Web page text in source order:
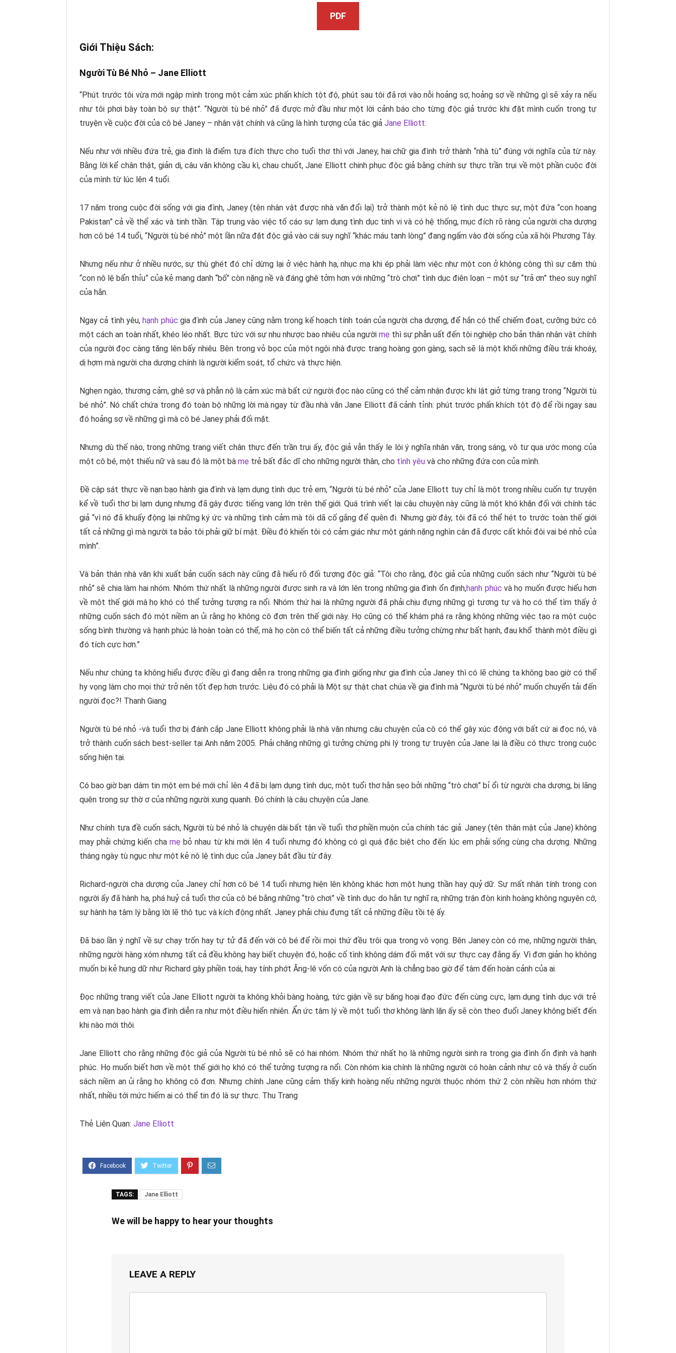
PDF
Giới Thiệu Sách:
Người Tù Bé Nhỏ – Jane Elliott
“Phút trước tôi vừa mới ngập mình trong một cảm xúc phấn khích tột độ, phút sau tôi đã rơi vào nỗi hoảng sợ, hoảng sợ về những gì sẽ xảy ra nếu
như tôi phơi bày toàn bộ sự thật”. “Người tù bé nhỏ” đã được mở đầu như một lời cảnh báo cho từng độc giả trước khi đặt mình cuốn trong tự
truyện về cuộc đời của cô bé Janey – nhân vật chính và cũng là hình tượng của tác giả Jane Elliott.
Nếu như với nhiều đứa trẻ, gia đình là điểm tựa đích thực cho tuổi thơ thì với Janey, hai chữ gia đình trở thành “nhà tù” đúng với nghĩa của từ này.
Bằng lời kể chân thật, giản dị, câu văn không cầu kì, chau chuốt,Jane Elliott chinh phục độc giả bằng chính sự thực trần trụi về một phần cuộc đời
của mình từ lúc lên 4 tuổi.
17 năm trong cuộc đời sống với gia đình, Janey (tên nhân vật được nhà văn đổi lại) trở thành một kẻ nô lệ tình dục thực sự, một đứa “con hoang
Pakistan” cả về thể xác và tinh thần. Tập trung vào việc tố cáo sự lạm dụng tình dục tinh vi và có hệ thống, mục đích rõ ràng của người cha dượng
hơn cô bé 14 tuổi, “Người tù bé nhỏ” một lần nữa đặt độc giả vào cái suy nghĩ “khác máu tanh lòng” đang ngấm vào đời sống của xã hội Phương Tây.
Nhưng nếu như ở nhiều nước, sự thù ghét đó chỉ dừng lại ở việc hành hạ, nhục mạ khi ép phải làm việc như một con ở không công thì sự căm thù
“con nô lệ bẩn thỉu” của kẻ mang danh “bố” còn nặng nề và đáng ghê tởm hơn với những “trò chơi” tình dục điên loạn – một sự “trả ơn” theo suy nghĩ
của hắn.
Ngay cả tình yêu,hạnh phúc gia đình của Janey cũng nằm trong kế hoạch tính toán của người cha dượng, để hắn có thể chiếm đoạt, cưỡng bức cô
một cách an toàn nhất, khéo léo nhất. Bực tức với sự nhu nhược bao nhiêu của người mẹ thì sự phẫn uất đến tội nghiệp cho bản thân nhân vật chính
của người đọc càng tăng lên bấy nhiêu. Bên trong vỏ bọc của một ngôi nhà được trang hoàng gọn gàng, sạch sẽ là một khối những điều trái khoáy,
dị hợm mà người cha dượng chính là người kiểm soát, tổ chức và thực hiện.
Nghẹn ngào, thương cảm, ghê sợ và phẫn nộ là cảm xúc mà bất cứ người đọc nào cũng có thể cảm nhận được khi lật giở từng trang trong “Người tù
bé nhỏ”. Nó chất chứa trong đó toàn bộ những lời mà ngay từ đầu nhà vănJane Elliott đã cảnh tỉnh: phút trước phấn khích tột độ để rồi ngay sau
đó hoảng sợ về những gì mà cô bé Janey phải đối mặt.
Nhưng dù thế nào, trong những trang viết chân thực đến trần trụi ấy, độc giả vẫn thấy le lói ý nghĩa nhân văn, trong sáng, vô tư qua ước mong của
một cô bé, một thiếu nữ và sau đó là một bà mẹ trẻ bất đắc dĩ cho những người thân, cho tình yêu và cho những đứa con của mình.
Đề cập sát thực về nạn bạo hành gia đình và lạm dụng tình dục trẻ em, “Người tù bé nhỏ” củaJane Elliott tuy chỉ là một trong nhiều cuốn tự truyện
kể về tuổi thơ bị lạm dụng nhưng đã gây được tiếng vang lớn trên thế giới. Quá trình viết lại câu chuyện này cũng là một khó khăn đối với chính tác
giả “vì nó đã khuấy động lại những ký ức và những tình cảm mà tôi dã cố gắng để quên đi. Nhưng giờ đây, tôi đã có thể hét to trước toàn thế giới
tất cả những gì mà người ta bảo tôi phải giữ bí mật. Điều đó khiến tôi có cảm giác như một gánh nặng nghìn cân đã được cất khỏi đôi vai bé nhỏ của
mình”.
Và bản thân nhà văn khi xuất bản cuốn sách này cũng đã hiểu rõ đối tượng độc giả: “Tôi cho rằng, độc giả của những cuốn sách như “Người tù bé
nhỏ” sẽ chia làm hai nhóm. Nhóm thứ nhất là những người được sinh ra và lớn lên trong những gia đình ổn định,hạnh phúc và họ muốn được hiểu hơn
về một thế giới mà họ khó có thể tưởng tượng ra nổi. Nhóm thứ hai là những người đã phải chịu đựng những gì tương tự và họ có thể tìm thấy ở
những cuốn sách đó một niềm an ủi rằng họ không cô đơn trên thế giới này. Họ cũng có thể khám phá ra rằng không những việc tạo ra một cuộc
sống bình thường và hạnh phúc là hoàn toàn có thể, mà họ còn có thể biến tất cả những điều tưởng chừng như bất hạnh, đau khổ thành một điều gì
đó tích cực hơn.”
Nếu như chúng ta không hiểu được điều gì đang diễn ra trong những gia đình giống như gia đình của Janey thì có lẽ chúng ta không bao giờ có thể
hy vọng làm cho mọi thứ trở nên tốt đẹp hơn trước. Liệu đó có phải là Một sự thật chat chúa về gia đình mà “Người tù bé nhỏ” muốn chuyển tải đến
người đọc?! Thanh Giang
Người tù bé nhỏ -và tuổi thơ bị đánh cắp Jane Elliott không phải là nhà văn nhưng câu chuyện của cô có thể gây xúc động với bất cứ ai đọc nó, và
trở thành cuốn sách best-seller tại Anh năm 2005. Phải chăng những gì tưởng chừng phi lý trong tự truyện của Jane lại là điều có thực trong cuộc
sống hiện tại.
Có bao giờ bạn dám tin một em bé mới chỉ lên 4 đã bị lạm dụng tình dục, một tuổi thơ hằn sẹo bởi những “trò chơi” bỉ ổi từ người cha dượng, bị lãng
quên trong sự thờ ơ của những người xung quanh. Đó chính là câu chuyện của Jane.
Như chính tựa đề cuốn sách, Người tù bé nhỏ là chuyện dài bất tận về tuổi thơ phiền muộn của chính tác giả. Janey (tên thân mật của Jane) không
may phải chứng kiến chamẹ bỏ nhau từ khi mới lên 4 tuổi nhưng đó không có gì quá đặc biệt cho đến lúc em phải sống cùng cha dượng. Những
tháng ngày tù ngục như một kẻ nô lệ tình dục của Janey bắt đầu từ đây.
Richard-người cha dượng của Janey chỉ hơn cô bé 14 tuổi nhưng hiện lên không khác hơn một hung thần hay quỷ dữ. Sự mất nhân tính trong con
người ấy đã hành hạ, phá huỷ cả tuổi thơ của cô bé bằng những “trò chơi” về tình dục do hắn tự nghĩ ra, những trận đòn kinh hoàng không nguyên cớ,
sự hành hạ tâm lý bằng lời lẽ thô tục và kích động nhất. Janey phải chịu đựng tất cả những điều tồi tệ ấy.
Đã bao lần ý nghĩ về sự chạy trốn hay tự tử đã đến với cô bé để rồi mọi thứ đều trôi qua trong vô vọng. Bên Janey còn có mẹ, những người thân,
những người hàng xóm nhưng tất cả đều không hay biết chuyện đó, hoặc cố tình không dám đối mặt với sự thực cay đắng ấy. Vì đơn giản họ không
muốn bị kẻ hung dữ như Richard gây phiền toái, hay tính phớt Ăng-lê vốn có của người Anh là chẳng bao giờ để tâm đến hoàn cảnh của ai.
Đọc những trang viết củaJane Elliott người ta không khỏi bàng hoàng, tức giận về sự băng hoại đạo đức đến cùng cực, lạm dụng tình dục với trẻ
em và nạn bạo hành gia đình diễn ra như một điều hiển nhiên. Ẩn ức tâm lý về một tuổi thơ không lành lặn ấy sẽ còn theo đuổi Janey không biết đến
khi nào mới thôi.
Jane Elliott cho rằng những độc giả của Người tù bé nhỏ sẽ có hai nhóm. Nhóm thứ nhất họ là những người sinh ra trong gia đình ổn định và hạnh
phúc. Họ muốn biết hơn về một thế giới họ khó có thể tưởng tượng ra nổi. Còn nhóm kia chính là những người có hoàn cảnh như cô và thấy ở cuốn
sách niềm an ủi rằng họ không cô đơn. Nhưng chính Jane cũng cảm thấy kinh hoàng nếu những người thuộc nhóm thứ 2 còn nhiều hơn nhóm thứ
nhất, nhiều tới mức hiếm ai có thể tin đó là sự thực. Thu Trang
Thẻ Liên Quan: Jane Elliott
TAGS: Jane Elliott
We will be happy to hear your thoughts
LEAVE A REPLY